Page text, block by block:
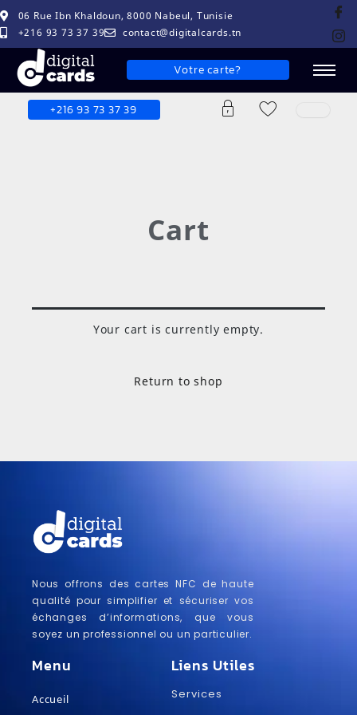
06 Rue Ibn Khaldoun, 8000 Nabeul, Tunisie
+216 93 73 37 39
contact@digitalcards.tn
Votre carte?
+216 93 73 37 39
Cart
Your cart is currently empty.
Return to shop
Nous offrons des cartes NFC de haute
qualité pour simplifier et sécuriser vos
échanges d’informations, que vous
soyez un professionnel ou un particulier.
Menu
Accueil
Liens Utiles
Services